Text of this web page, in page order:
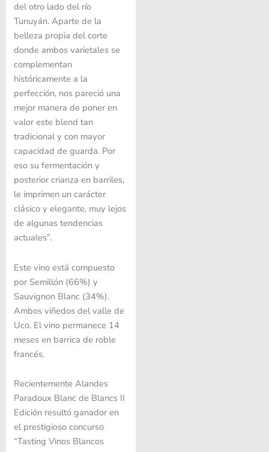
del otro lado del río
Tunuyán. Aparte de la
belleza propia del corte
donde ambos varietales se
complementan
históricamente a la
perfección, nos pareció una
mejor manera de poner en
valor este blend tan
tradicional y con mayor
capacidad de guarda. Por
eso su fermentación y
posterior crianza en barriles,
le imprimen un carácter
clásico y elegante, muy lejos
de algunas tendencias
actuales”.
Este vino está compuesto
por Semillón (66%) y
Sauvignon Blanc (34%).
Ambos viñedos del valle de
Uco. El vino permanece 14
meses en barrica de roble
francés.
Recientemente Alandes
Paradoux Blanc de Blancs II
Edición resultó ganador en
el prestigioso concurso
“Tasting Vinos Blancos